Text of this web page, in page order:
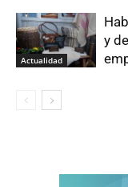
Actualidad
y